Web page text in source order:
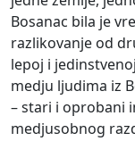
Bosanac bila je
razlikovanje od
lepoj i
medju ljudima iz
– stari i oprobani
medjusobnog